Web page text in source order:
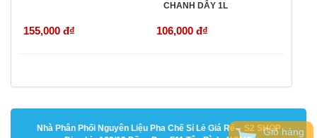
155,000 đ₫
CHANH DÂY 1L
106,000 đ₫
Nhà Phân Phối Nguyên Liệu Pha Chế Sỉ Lẻ Giá Rẻ – S2 SHOPGiỏ hàng